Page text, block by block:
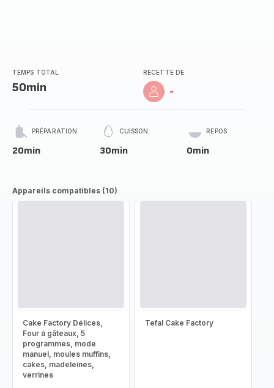
TEMPS TOTAL
50min
RECETTE DE
-
PRÉPARATION
20min
CUISSON
30min
REPOS
0min
Appareils compatibles (10)
Cake Factory Délices,
Four à gâteaux, 5
programmes, mode
manuel, moules muffins,
cakes, madeleines,
verrines
Tefal Cake Factory